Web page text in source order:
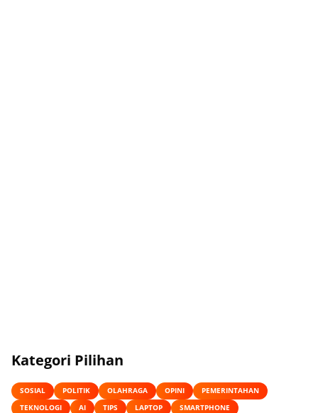
Kategori Pilihan
SOSIAL POLITIK OLAHRAGA OPINI
PEMERINTAHAN
TEKNOLOGI
AI TIPS LAPTOP SMARTPHONE